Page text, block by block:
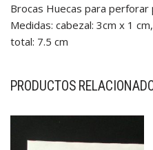
Brocas Huecas para perforar
Medidas: cabezal: 3cm x 1
total: 7.5 cm
PRODUCTOS